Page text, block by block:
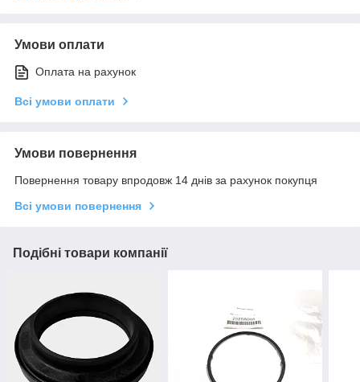
Умови оплати
Оплата на рахунок
Всі умови оплати
Умови повернення
Повернення товару впродовж 14 днів за рахунок покупця
Всі умови повернення
Подібні товари компанії